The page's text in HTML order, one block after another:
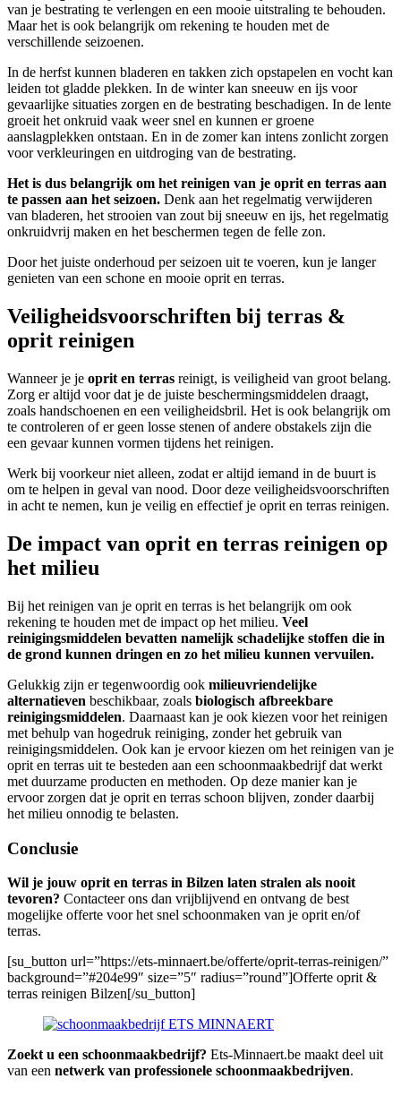
van je bestrating te verlengen en een mooie uitstraling te behouden.
Maar het is ook belangrijk om rekening te houden met de
verschillende seizoenen.
In de herfst kunnen bladeren en takken zich opstapelen en vocht kan
leiden tot gladde plekken. In de winter kan sneeuw en ijs voor
gevaarlijke situaties zorgen en de bestrating beschadigen. In de lente
groeit het onkruid vaak weer snel en kunnen er groene
aanslagplekken ontstaan. En in de zomer kan intens zonlicht zorgen
voor verkleuringen en uitdroging van de bestrating.
Het is dus belangrijk om het reinigen van je oprit en terras aan
te passen aan het seizoen. Denk aan het regelmatig verwijderen
van bladeren, het strooien van zout bij sneeuw en ijs, het regelmatig
onkruidvrij maken en het beschermen tegen de felle zon.
Door het juiste onderhoud per seizoen uit te voeren, kun je langer
genieten van een schone en mooie oprit en terras.
Veiligheidsvoorschriften bij terras &
oprit reinigen
Wanneer je je oprit en terras reinigt, is veiligheid van groot belang.
Zorg er altijd voor dat je de juiste beschermingsmiddelen draagt,
zoals handschoenen en een veiligheidsbril. Het is ook belangrijk om
te controleren of er geen losse stenen of andere obstakels zijn die
een gevaar kunnen vormen tijdens het reinigen.
Werk bij voorkeur niet alleen, zodat er altijd iemand in de buurt is
om te helpen in geval van nood. Door deze veiligheidsvoorschriften
in acht te nemen, kun je veilig en effectief je oprit en terras reinigen.
De impact van oprit en terras reinigen op
het milieu
Bij het reinigen van je oprit en terras is het belangrijk om ook
rekening te houden met de impact op het milieu. Veel
reinigingsmiddelen bevatten namelijk schadelijke stoffen die in
de grond kunnen dringen en zo het milieu kunnen vervuilen.
Gelukkig zijn er tegenwoordig ook milieuvriendelijke
alternatieven beschikbaar, zoals biologisch afbreekbare
reinigingsmiddelen. Daarnaast kan je ook kiezen voor het reinigen
met behulp van hogedruk reiniging, zonder het gebruik van
reinigingsmiddelen. Ook kan je ervoor kiezen om het reinigen van je
oprit en terras uit te besteden aan een schoonmaakbedrijf dat werkt
met duurzame producten en methoden. Op deze manier kan je
ervoor zorgen dat je oprit en terras schoon blijven, zonder daarbij
het milieu onnodig te belasten.
Conclusie
Wil je jouw oprit en terras in Bilzen laten stralen als nooit
tevoren? Contacteer ons dan vrijblijvend en ontvang de best
mogelijke offerte voor het snel schoonmaken van je oprit en/of
terras.
[su_button url=”https://ets-minnaert.be/offerte/oprit-terras-reinigen/”
background=”#204e99″ size=”5″ radius=”round”]Offerte oprit &
terras reinigen Bilzen[/su_button]
Zoekt u een schoonmaakbedrijf? Ets-Minnaert.be maakt deel uit
van een netwerk van professionele schoonmaakbedrijven.